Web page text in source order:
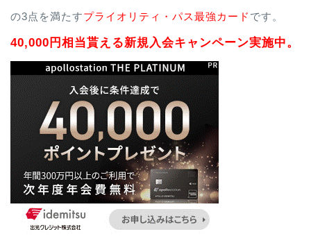
の3点を満たすプライオリティ・パス最強カード です。
40,000円相当貰える新規入会キャンペーン実施中。